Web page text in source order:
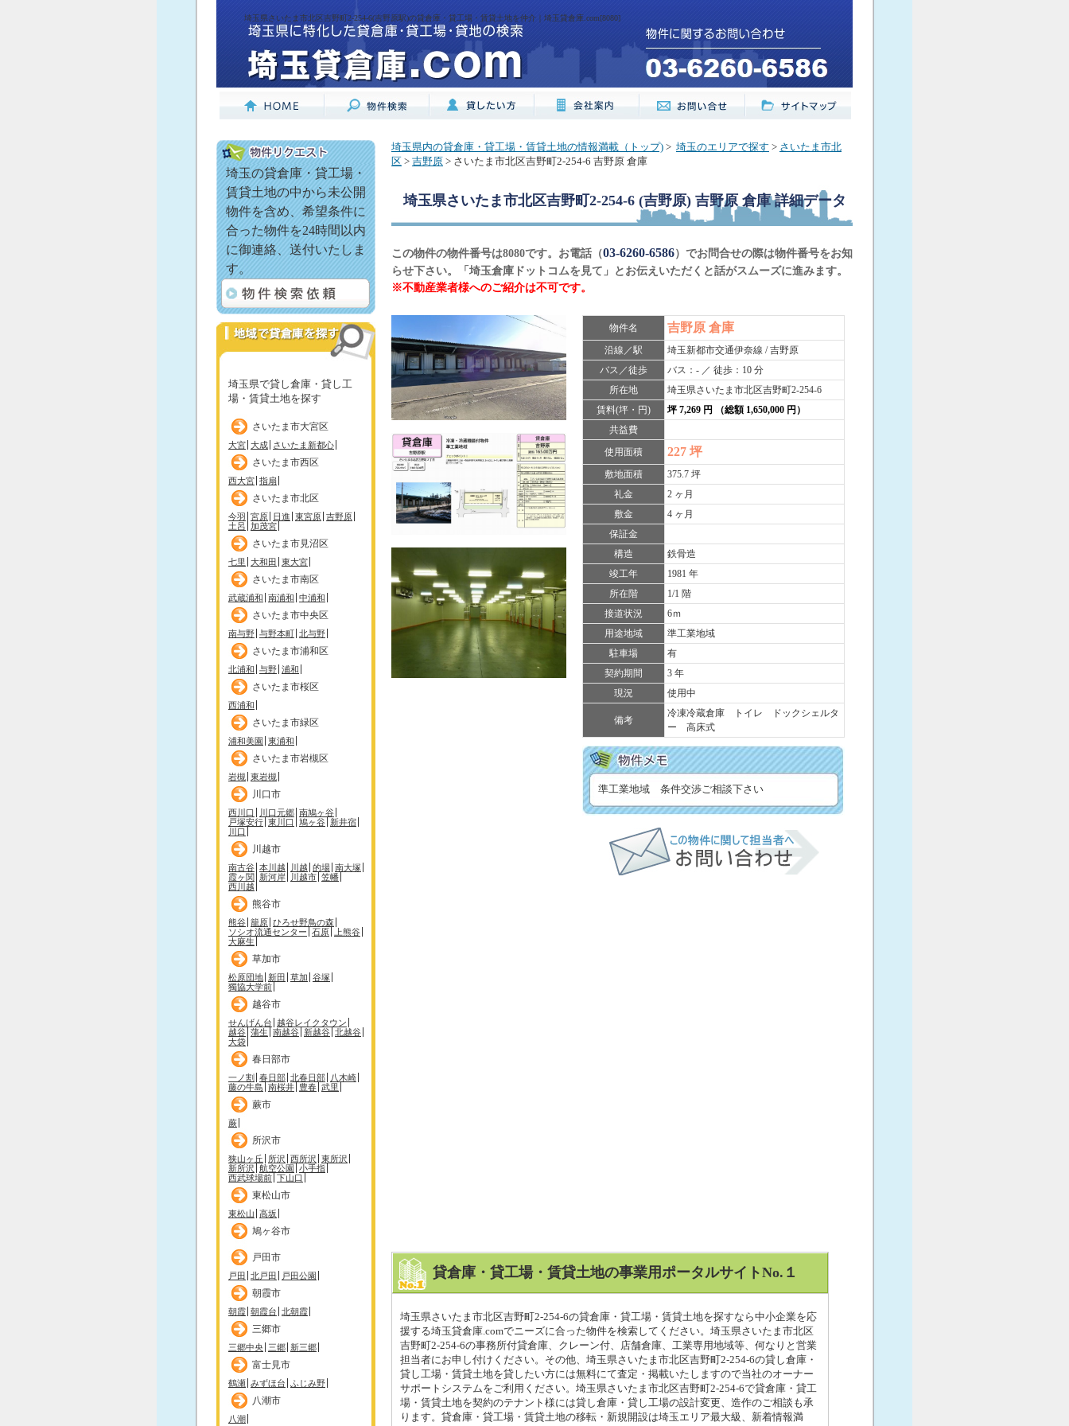
埼玉県さいたま市北区吉野町2-254-6(吉野原駅)の貸倉庫・貸工場・賃貸土地を仲介｜埼玉貸倉庫.com[8080]
埼玉の貸倉庫・貸工場・
賃貸土地の中から未公開
物件を含め、希望条件に
合った物件を24時間以内
に御連絡、送付いたしま
す。
埼玉県で貸し倉庫・貸し工
場・賃貸土地を探す
さいたま市大宮区
大宮 大成 さいたま新都心
さいたま市西区
西大宮 指扇
さいたま市北区
今羽 宮原 日進 東宮原 吉野原
土呂 加茂宮
さいたま市見沼区
七里 大和田 東大宮
さいたま市南区
武蔵浦和 南浦和 中浦和
さいたま市中央区
南与野 与野本町 北与野
さいたま市浦和区
北浦和 与野 浦和
さいたま市桜区
西浦和
さいたま市緑区
浦和美園 東浦和
さいたま市岩槻区
岩槻 東岩槻
川口市
西川口 川口元郷 南鳩ヶ谷
戸塚安行 東川口 鳩ヶ谷 新井宿
川口
川越市
南古谷 本川越 川越 的場 南大塚
霞ヶ関
新河岸 川越市 笠幡
西川越
熊谷市
熊谷 籠原 ひろせ野鳥の森
ソシオ流通センター 石原
上熊谷
大麻生
草加市
松原団地 新田 草加 谷塚
獨協大学前
越谷市
せんげん台 越谷レイクタウン
越谷 蒲生 南越谷 新越谷 北越谷
大袋
春日部市
一ノ割 春日部 北春日部
八木崎
藤の牛島 南桜井 豊春 武里
蕨市
蕨
所沢市
狭山ヶ丘 所沢 西所沢 東所沢
新所沢 航空公園
小手指
西武球場前 下山口
東松山市
東松山 高坂
鳩ヶ谷市
戸田市
戸田 北戸田 戸田公園
朝霞市
朝霞 朝霞台 北朝霞
三郷市
三郷中央 三郷 新三郷
富士見市
鶴瀬 みずほ台 ふじみ野
八潮市
八潮
埼玉県内の貸倉庫・貸工場・賃貸土地の情報満載（トップ) > 埼玉のエリアで探す > さいたま市北
区 > 吉野原 > さいたま市北区吉野町2-254-6 吉野原 倉庫
埼玉県さいたま市北区吉野町2-254-6 (吉野原) 吉野原 倉庫詳細データ
この物件の物件番号は8080です。お電話（03-6260-6586）でお問合せの際は物件番号をお知
らせ下さい。「埼玉倉庫ドットコムを見て」とお伝えいただくと話がスムーズに進みます。
※不動産業者様へのご紹介は不可です。
物件名 吉野原 倉庫
沿線／駅
埼玉新都市交通伊奈線 / 吉野原
バス／徒歩
バス：- ／ 徒歩：10 分
所在地
埼玉県さいたま市北区吉野町2-254-6
賃料(坪・円)
坪 7,269 円 （総額 1,650,000 円）
共益費
使用面積
227 坪
敷地面積
375.7 坪
礼金
2 ヶ月
敷金
4 ヶ月
保証金
構造
鉄骨造
竣工年
1981 年
所在階
1/1 階
接道状況
6ｍ
用途地域
準工業地域
駐車場
有
契約期間
3 年
現況
使用中
備考
冷凍冷蔵倉庫 トイレ ドックシェルタ
ー 高床式
準工業地域 条件交渉ご相談下さい
貸倉庫・貸工場・賃貸土地の事業用ポータルサイトNo.１
埼玉県さいたま市北区吉野町2-254-6の貸倉庫・貸工場・賃貸土地を探すなら中小企業を応
援する埼玉貸倉庫.comでニーズに合った物件を検索してください。埼玉県さいたま市北区
吉野町2-254-6の事務所付貸倉庫、クレーン付、店舗倉庫、工業専用地域等、何なりと営業
担当者にお申し付けください。その他、埼玉県さいたま市北区吉野町2-254-6の貸し倉庫・
貸し工場・賃貸土地を貸したい方には無料にて査定・掲載いたしますので当社のオーナー
サポートシステムをご利用ください。埼玉県さいたま市北区吉野町2-254-6で貸倉庫・貸工
場・賃貸土地を契約のテナント様には貸し倉庫・貸し工場の設計変更、造作のご相談も承
ります。貸倉庫・貸工場・賃貸土地の移転・新規開設は埼玉エリア最大級、新着情報満